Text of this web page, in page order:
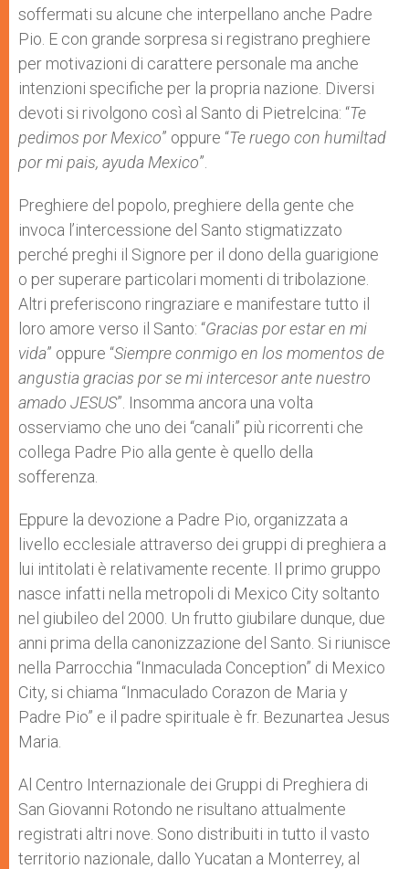
soffermati su alcune che interpellano anche Padre
Pio. E con grande sorpresa si registrano preghiere
per motivazioni di carattere personale ma anche
intenzioni specifiche per la propria nazione. Diversi
devoti si rivolgono così al Santo di Pietrelcina: “Te
pedimos por Mexico” oppure “Te ruego con humiltad
por mi pais, ayuda Mexico”.
Preghiere del popolo, preghiere della gente che
invoca l’intercessione del Santo stigmatizzato
perché preghi il Signore per il dono della guarigione
o per superare particolari momenti di tribolazione.
Altri preferiscono ringraziare e manifestare tutto il
loro amore verso il Santo: “Gracias por estar en mi
vida” oppure “Siempre conmigo en los momentos de
angustia gracias por se mi intercesor ante nuestro
amado JESUS”. Insomma ancora una volta
osserviamo che uno dei “canali” più ricorrenti che
collega Padre Pio alla gente è quello della
sofferenza.
Eppure la devozione a Padre Pio, organizzata a
livello ecclesiale attraverso dei gruppi di preghiera a
lui intitolati è relativamente recente. Il primo gruppo
nasce infatti nella metropoli di Mexico City soltanto
nel giubileo del 2000. Un frutto giubilare dunque, due
anni prima della canonizzazione del Santo. Si riunisce
nella Parrocchia “Inmaculada Conception” di Mexico
City, si chiama “Inmaculado Corazon de Maria y
Padre Pio” e il padre spirituale è fr. Bezunartea Jesus
Maria.
Al Centro Internazionale dei Gruppi di Preghiera di
San Giovanni Rotondo ne risultano attualmente
registrati altri nove. Sono distribuiti in tutto il vasto
territorio nazionale, dallo Yucatan a Monterrey, al